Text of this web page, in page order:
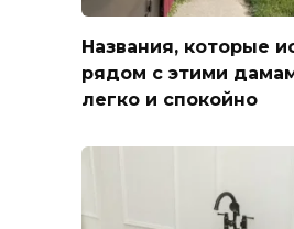
Названия, которые
рядом с этими
легко и спокойно